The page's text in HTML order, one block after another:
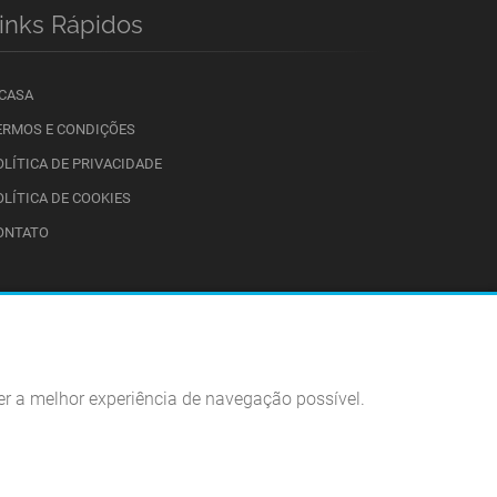
Rápidos
E CONDIÇÕES
DE PRIVACIDADE
DE COOKIES
a melhor experiência de navegação possível.